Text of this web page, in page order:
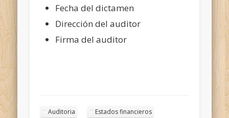
Fecha del dictamen
Dirección del auditor
Firma del auditor
Auditoria Estados financieros